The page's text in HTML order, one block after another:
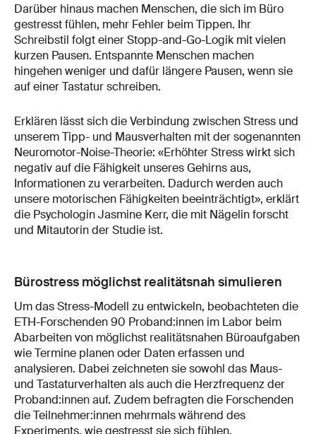
Darüber hinaus machen Menschen, die sich im Büro
gestresst fühlen, mehr Fehler beim Tippen. Ihr
Schreibstil folgt einer Stopp-and-Go-Logik mit vielen
kurzen Pausen. Entspannte Menschen machen
hingehen weniger und dafür längere Pausen, wenn sie
auf einer Tastatur schreiben.
Erklären lässt sich die Verbindung zwischen Stress und
unserem Tipp- und Mausverhalten mit der sogenannten
Neuromotor-Noise-Theorie: «Erhöhter Stress wirkt sich
negativ auf die Fähigkeit unseres Gehirns aus,
Informationen zu verarbeiten. Dadurch werden auch
unsere motorischen Fähigkeiten beeinträchtigt», erklärt
die Psychologin Jasmine Kerr, die mit Nägelin forscht
und Mitautorin der Studie ist.
Bürostress möglichst realitätsnah simulieren
Um das Stress-Modell zu entwickeln, beobachteten die
ETH-Forschenden 90 Proband:innen im Labor beim
Abarbeiten von möglichst realitätsnahen Büroaufgaben
wie Termine planen oder Daten erfassen und
analysieren. Dabei zeichneten sie sowohl das Maus-
und Tastaturverhalten als auch die Herzfrequenz der
Proband:innen auf. Zudem befragten die Forschenden
die Teilnehmer:innen mehrmals während des